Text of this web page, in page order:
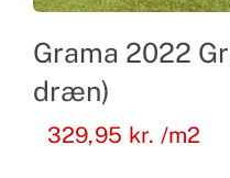
Grama 2022
dræn)
329,95 kr. /m2